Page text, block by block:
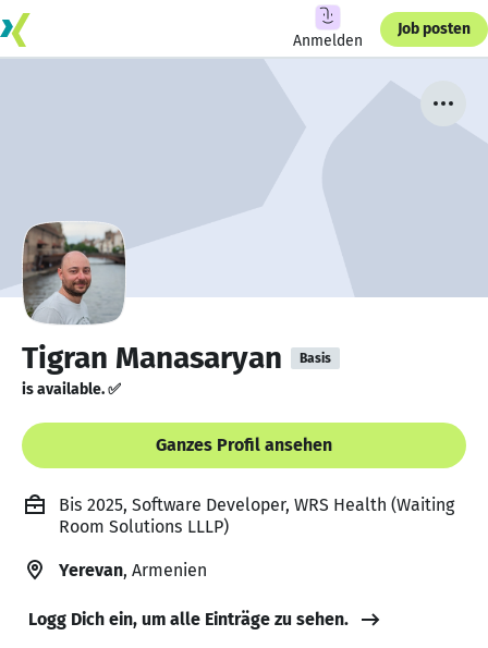
Anmelden
Job posten
Tigran Manasaryan Basis
is available. ✅
Ganzes Profil ansehen
Bis 2025, Software Developer, WRS Health (Waiting
Room Solutions LLLP)
Yerevan, Armenien
Logg Dich ein, um alle Einträge zu sehen.